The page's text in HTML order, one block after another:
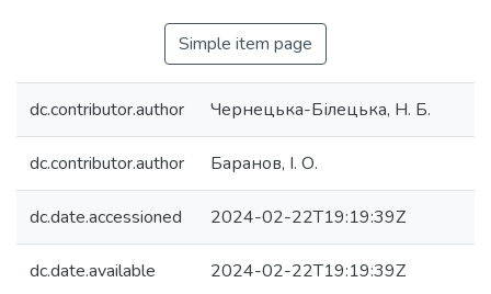
Simple item page
dc.contributor.author Чернецька-Білецька, Н. Б.
dc.contributor.author Баранов, І. О.
dc.date.accessioned 2024-02-22T19:19:39Z
dc.date.available 2024-02-22T19:19:39Z